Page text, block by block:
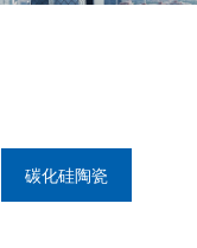
碳化硅陶瓷